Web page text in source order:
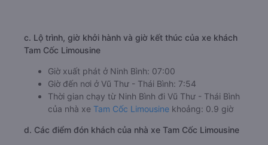
c. Lộ trình, giờ khởi hành và giờ kết thúc của xe khách
Tam Cốc Limousine
Giờ xuất phát ở Ninh Bình: 07:00
Giờ đến nơi ở Vũ Thư - Thái Bình: 7:54
Thời gian chạy từ Ninh Bình đi Vũ Thư - Thái Bình
của nhà xe Tam Cốc Limousine khoảng: 0.9 giờ
d. Các điểm đón khách của nhà xe Tam Cốc Limousine